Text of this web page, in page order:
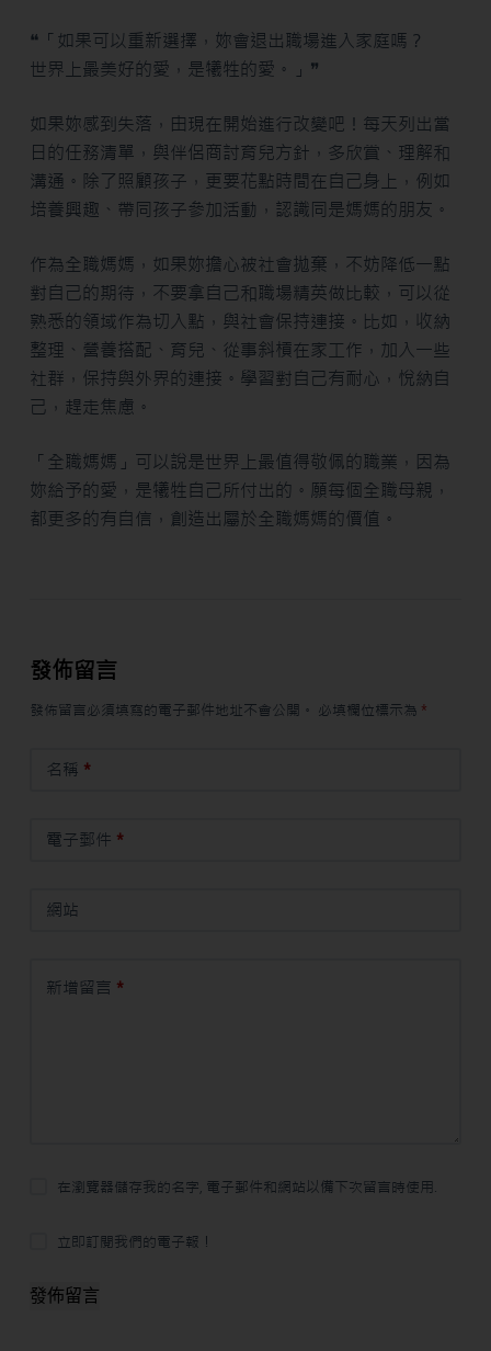
❝「如果可以重新選擇，妳會退出職場進入家庭嗎？
世界上最美好的愛，是犧牲的愛。」❞
如果妳感到失落，由現在開始進行改變吧！每天列出當
日的任務清單，與伴侶商討育兒方針，多欣賞、理解和
溝通。除了照顧孩子，更要花點時間在自己身上，例如
培養興趣、帶同孩子參加活動，認識同是媽媽的朋友。
作為全職媽媽，如果妳擔心被社會拋棄，不妨降低一點
對自己的期待，不要拿自己和職場精英做比較，可以從
熟悉的領域作為切入點，與社會保持連接。比如，收納
整理、營養搭配、育兒、從事斜槓在家工作，加入一些
社群，保持與外界的連接。學習對自己有耐心，悅納自
己，趕走焦慮。
「全職媽媽」可以說是世界上最值得敬佩的職業，因為
妳給予的愛，是犧牲自己所付出的。願每個全職母親，
都更多的有自信，創造出屬於全職媽媽的價值。
發佈留言
發佈留言必須填寫的電子郵件地址不會公開。 必填欄位標示為 *
名稱 *
電子郵件 *
網站
新增留言 *
在瀏覽器儲存我的名字, 電子郵件和網站以備下次留言時使用.
立即訂閱我們的電子報！
發佈留言